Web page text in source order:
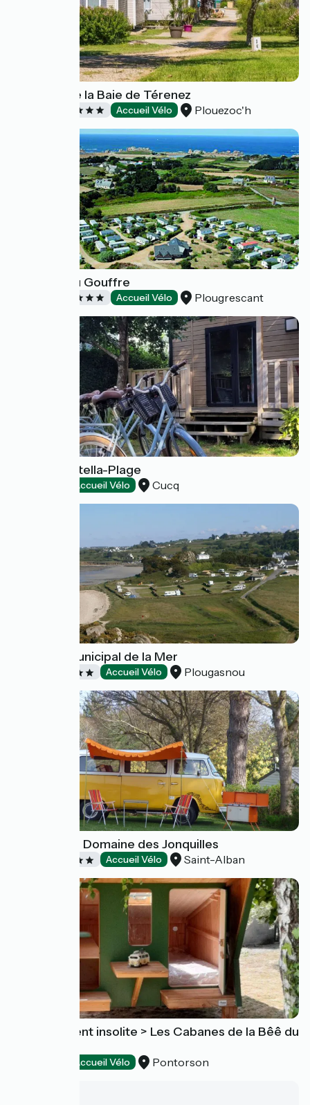
Camping de la Baie de Térenez
Accueil Vélo Plouezoc'h
Camping du Gouffre
Accueil Vélo Plougrescant
La Forêt - Stella-Plage
Accueil Vélo Cucq
Camping Municipal de la Mer
Accueil Vélo Plougasnou
Camping Le Domaine des Jonquilles
Accueil Vélo Saint-Alban
Hébergement insolite > Les Cabanes de la Bêê du
Accueil Vélo Pontorson